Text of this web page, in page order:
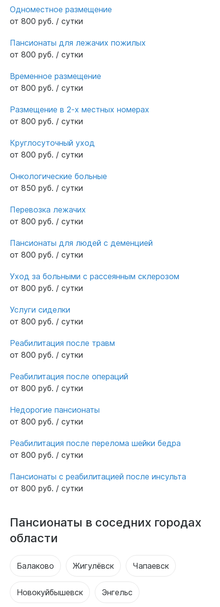
выполняют свою работу, но и дают душевную
теплоту всем жильцам пансионата. Спасибо
благополучия!
Одноместное размещение
от 800 руб. / сутки
Пансионаты для лежачих пожилых
от 800 руб. / сутки
Временное размещение
от 800 руб. / сутки
Размещение в 2-х местных номерах
от 800 руб. / сутки
Круглосуточный уход
от 800 руб. / сутки
Онкологические больные
от 850 руб. / сутки
Перевозка лежачих
от 800 руб. / сутки
Пансионаты для людей с деменцией
от 800 руб. / сутки
Уход за больными с рассеянным склерозом
от 800 руб. / сутки
Услуги сиделки
от 800 руб. / сутки
Реабилитация после травм
от 800 руб. / сутки
Реабилитация после операций
от 800 руб. / сутки
Недорогие пансионаты
от 800 руб. / сутки
Реабилитация после перелома шейки бедра
от 800 руб. / сутки
Пансионаты с реабилитацией после инсульта
от 800 руб. / сутки
Пансионаты в соседних городах
области
Балаково Жигулёвск Чапаевск
Новокуйбышевск Энгельс